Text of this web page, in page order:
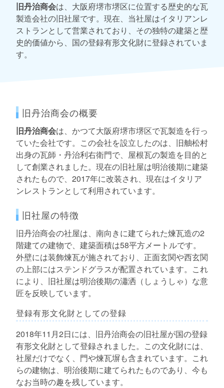
旧丹治商会は、大阪府堺市堺区に位置する歴史的な瓦
製造会社の旧社屋です。現在、当社屋はイタリアンレ
ストランとして営業されており、その独特の建築と歴
史的価値から、国の登録有形文化財に登録されていま
す。
旧丹治商会の概要
旧丹治商会は、かつて大阪府堺市堺区で瓦製造を行っ
ていた会社です。この会社を設立したのは、旧舳松村
出身の瓦師・丹治利右衛門で、屋根瓦の製造を目的と
して創業されました。現在の旧社屋は明治後期に建築
されたもので、2017年に改装され、現在はイタリア
ンレストランとして利用されています。
旧社屋の特徴
旧丹治商会の社屋は、南向きに建てられた煉瓦造の2
階建ての建物で、建築面積は58平方メートルです。
外壁には装飾煉瓦が施されており、正面玄関や西玄関
の上部にはステンドグラスが配置されています。これ
により、旧社屋は明治後期の瀟洒（しょうしゃ）な意
匠を反映しています。
登録有形文化財としての登録
2018年11月2日には、旧丹治商会の旧社屋が国の登録
有形文化財として登録されました。この文化財には、
社屋だけでなく、門や煉瓦塀も含まれています。これ
らの建物は、明治後期に建てられたものであり、今も
なお当時の趣を残しています。